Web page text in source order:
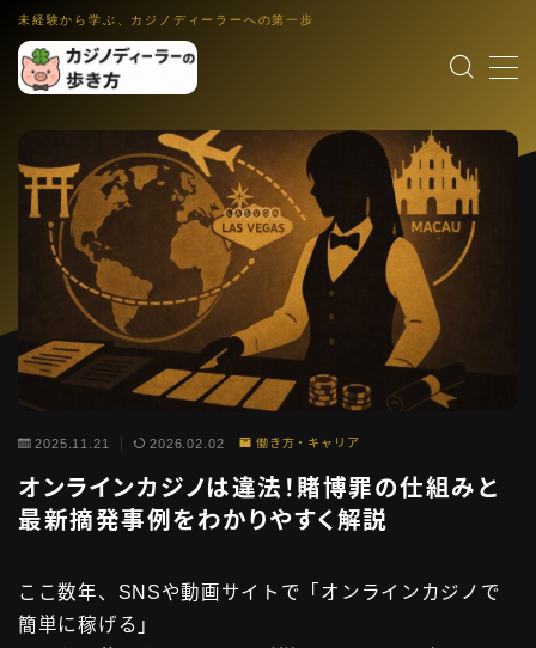
未経験から学ぶ、カジノディーラーへの第一歩
MENU
カジノディーラー入門 職業理解・集客入口
ゲーム解説 各ゲーム・控除率・ルール入門
働き方・キャリア IR・法律・海外就業・スクール
業界コラム インタビュー裏話・文化小話・更新演出
語学・スキル 英語教材・接客英語・メンタル・ホスピタリティ
運営者情報
お問い合わせ
2025.11.21 2026.02.02 働き方・キャリア
オンラインカジノは違法！賭博罪の仕組みと
最新摘発事例をわかりやすく解説
ここ数年、SNSや動画サイトで「オンラインカジノで
簡単に稼げる」